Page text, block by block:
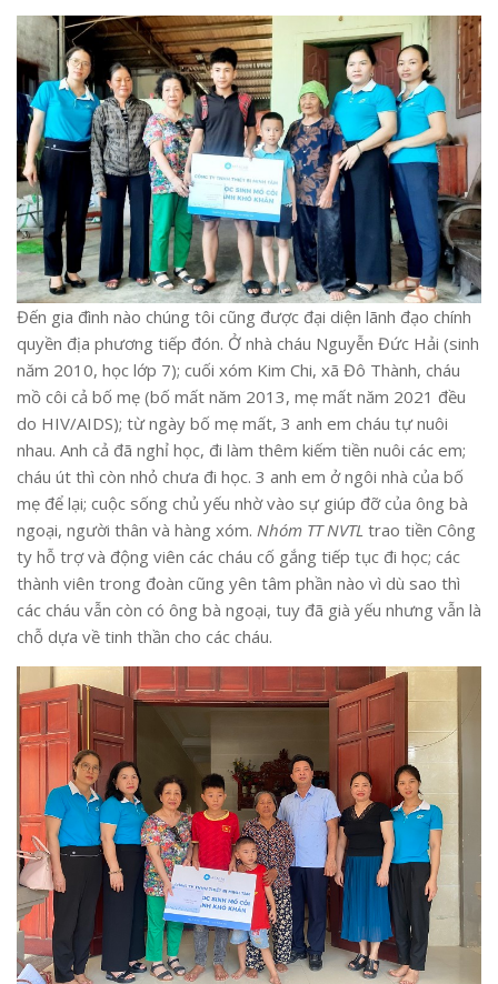
Đến gia đình nào chúng tôi cũng được đại diện lãnh đạo chính
quyền địa phương tiếp đón. Ở nhà cháu Nguyễn Đức Hải (sinh
năm 2010, học lớp 7); cuối xóm Kim Chi, xã Đô Thành, cháu
mồ côi cả bố mẹ (bố mất năm 2013, mẹ mất năm 2021 đều
do HIV/AIDS); từ ngày bố mẹ mất, 3 anh em cháu tự nuôi
nhau. Anh cả đã nghỉ học, đi làm thêm kiếm tiền nuôi các em;
cháu út thì còn nhỏ chưa đi học. 3 anh em ở ngôi nhà của bố
mẹ để lại; cuộc sống chủ yếu nhờ vào sự giúp đỡ của ông bà
ngoại, người thân và hàng xóm. Nhóm TT NVTL trao tiền Công
ty hỗ trợ và động viên các cháu cố gắng tiếp tục đi học; các
thành viên trong đoàn cũng yên tâm phần nào vì dù sao thì
các cháu vẫn còn có ông bà ngoại, tuy đã già yếu nhưng vẫn là
chỗ dựa về tinh thần cho các cháu.